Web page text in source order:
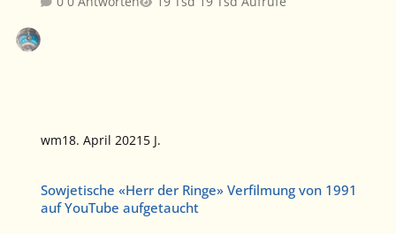
wm18. April 2021 5 J.
Sowjetische «Herr der Ringe» Verfilmung von 1991
auf YouTube aufgetaucht